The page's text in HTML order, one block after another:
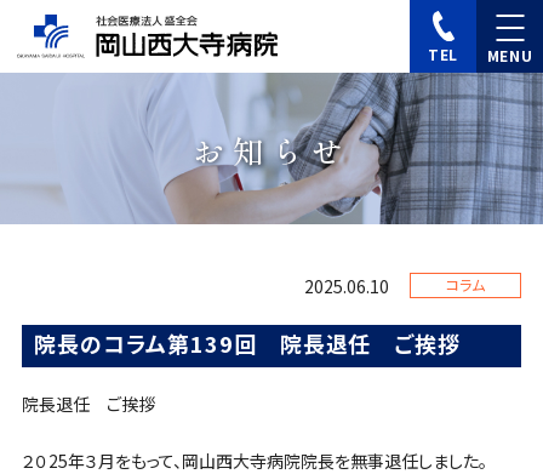
TEL
お知らせ
2025.06.10 コラム
院長のコラム第139回 院長退任 ご挨拶
院長退任 ご挨拶
２０25年３月をもって、岡山西大寺病院院長を無事退任しました。